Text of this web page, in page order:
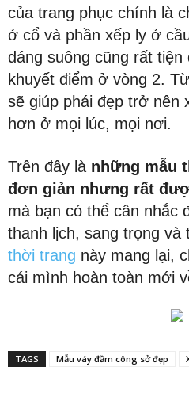
của trang phục chính là
ở cổ và phần xếp ly ở
dáng suông cũng rất tiện
khuyết điểm ở vòng 2.
sẽ giúp phái đẹp trở nên
hơn ở mọi lúc, mọi nơi.
Trên đây là những mẫu
đơn giản nhưng rất
mà bạn có thể cân nhắc
thanh lịch, sang trọng và
thời trang này mang lại,
cái mình hoàn toàn mới
TAGS Mẫu váy đầm công sở đẹp